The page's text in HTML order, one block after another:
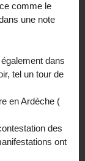
comme le
une note
dans
tel un tour de
en Ardèche (
des
ont